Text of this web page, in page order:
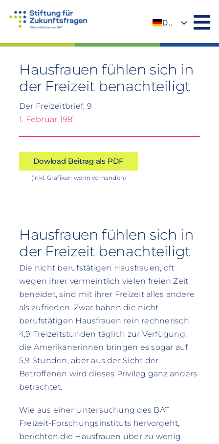
Inhalt
DE
Hausfrauen fühlen sich in
der Freizeit benachteiligt
Der Freizeitbrief, 9
1. Februar 1981
Dowload Beitrag als PDF
(inkl. Grafiken wenn vorhanden)
Hausfrauen fühlen sich in
der Freizeit benachteiligt
Die nicht berufstätigen Hausfrauen, oft
wegen ihrer vermeintlich vielen freien Zeit
beneidet, sind mit ihrer Freizeit alles andere
als zufrieden. Zwar haben die nicht
berufstätigen Hausfrauen rein rechnerisch
4,9 Freizeitstunden täglich zur Verfügung,
die Amerikanerinnen bringen es sogar auf
5,9 Stunden, aber aus der Sicht der
Betroffenen wird dieses Privileg ganz anders
betrachtet.
Wie aus einer Untersuchung des BAT
Freizeit-Forschungsinstituts hervorgeht,
berichten die Hausfrauen über zu wenig